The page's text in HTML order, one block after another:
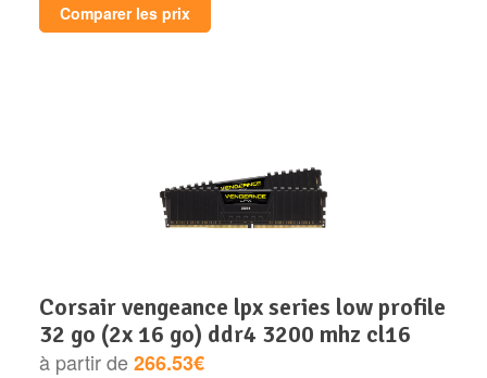
Comparer les prix
corsair vengeance lpx series low profile
32 go (2x 16 go) ddr4 3200 mhz cl16
à partir de266.53€